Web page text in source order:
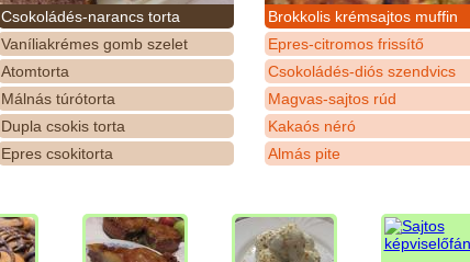
Csokoládés-narancs torta
Vaníliakrémes gomb szelet
Atomtorta
Málnás túrótorta
Dupla csokis torta
Epres csokitorta
Brokkolis krémsajtos muffin
Epres-citromos frissítő
Csokoládés-diós szendvics
Magvas-sajtos rúd
Kakaós néró
Almás pite